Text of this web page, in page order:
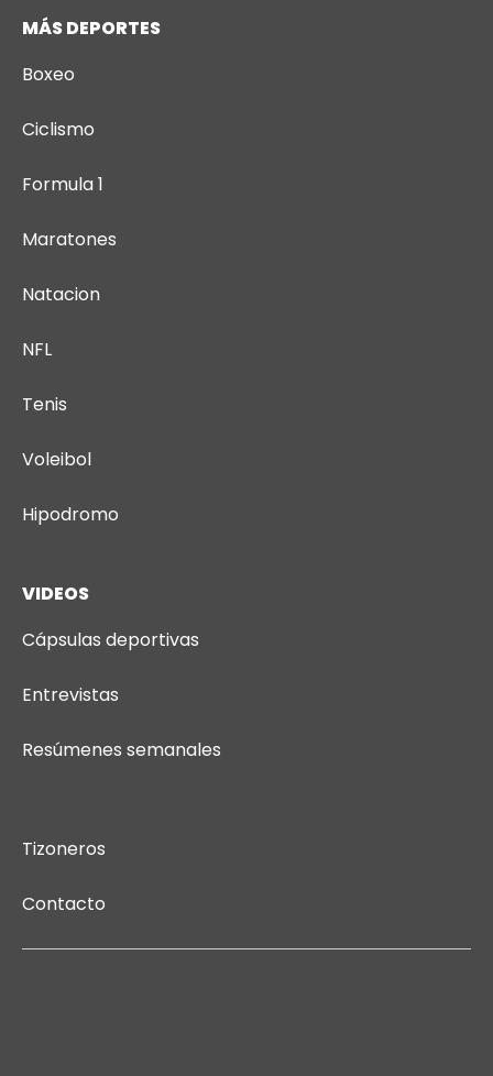
MÁS DEPORTES
Boxeo
Ciclismo
Formula 1
Maratones
Natacion
NFL
Tenis
Voleibol
Hipodromo
VIDEOS
Cápsulas deportivas
Entrevistas
Resúmenes semanales
Tizoneros
Contacto